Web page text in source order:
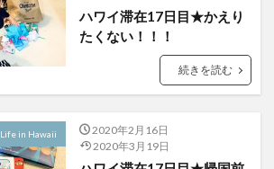
ハワイ滞在17日目★かえり
たくない！！！
続きを読む
Life in Hawaii
2020年2月16日
2020年3月19日